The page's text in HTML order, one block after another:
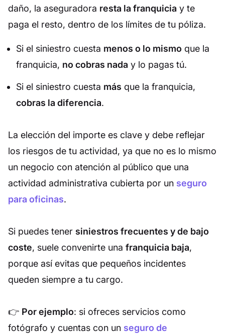
daño, la aseguradora resta la franquicia y te
paga el resto, dentro de los límites de tu póliza.
Si el siniestro cuesta menos o lo mismo que la
franquicia, no cobras nada y lo pagas tú.
Si el siniestro cuesta más que la franquicia,
cobras la diferencia.
La elección del importe es clave y debe reflejar
los riesgos de tu actividad, ya que no es lo mismo
un negocio con atención al público que una
actividad administrativa cubierta por un seguro
para oficinas.
Si puedes tener siniestros frecuentes y de bajo
coste, suele convenirte una franquicia baja,
porque así evitas que pequeños incidentes
queden siempre a tu cargo.
👉 Por ejemplo: si ofreces servicios como
fotógrafo y cuentas con un seguro de